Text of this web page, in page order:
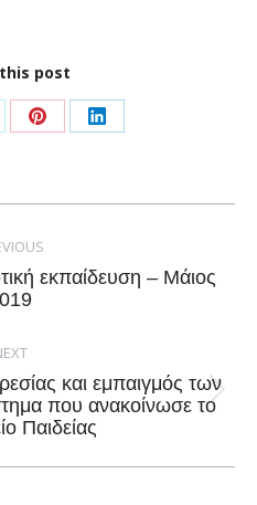
post
Share
Pinterest
Share
LinkedIn
Previousεκπαίδευση – Μάιος
Next
post:
και εμπαιγμός των
που ανακοίνωσε το
Παιδείας